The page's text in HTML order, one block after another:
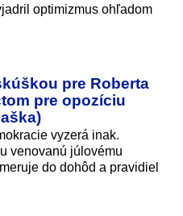
optimizmus ohľadom
pre Roberta
pre opozíciu
vyzerá inak.
venovanú júlovému
do dohôd a pravidiel